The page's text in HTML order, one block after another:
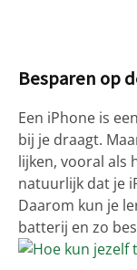
Besparen op
Een iPhone is
bij je draagt.
lijken, vooral als
natuurlijk dat je
Daarom kun je
batterij en zo